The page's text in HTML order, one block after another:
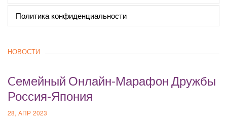
Политика конфиденциальности
НОВОСТИ
Cемейный Онлайн-Марафон Дружбы
Россия-Япония
28, АПР 2023